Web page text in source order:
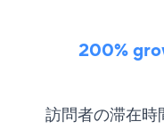
200%
訪問者の滞在時